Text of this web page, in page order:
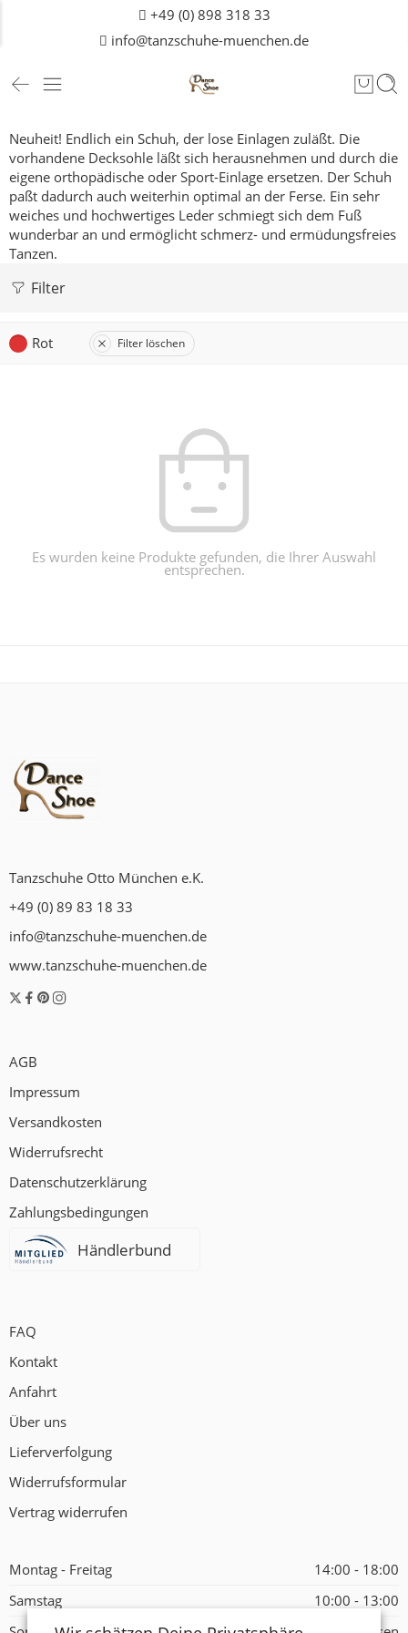
+49 (0) 898 318 33
info@tanzschuhe-muenchen.de
Neuheit! Endlich ein Schuh, der lose Einlagen zuläßt. Die
vorhandene Decksohle läßt sich herausnehmen und durch die
eigene orthopädische oder Sport-Einlage ersetzen. Der Schuh
paßt dadurch auch weiterhin optimal an der Ferse. Ein sehr
weiches und hochwertiges Leder schmiegt sich dem Fuß
wunderbar an und ermöglicht schmerz- und ermüdungsfreies
Tanzen.
Filter
Rot Filter löschen
Es wurden keine Produkte gefunden, die Ihrer Auswahl
entsprechen.
Tanzschuhe Otto München e.K.
+49 (0) 89 83 18 33
info@tanzschuhe-muenchen.de
www.tanzschuhe-muenchen.de
AGB
Impressum
Versandkosten
Widerrufsrecht
Datenschutzerklärung
Zahlungsbedingungen
Händlerbund
FAQ
Kontakt
Anfahrt
Über uns
Lieferverfolgung
Widerrufsformular
Vertrag widerrufen
Montag - Freitag
14:00 - 18:00
Samstag
10:00 - 13:00